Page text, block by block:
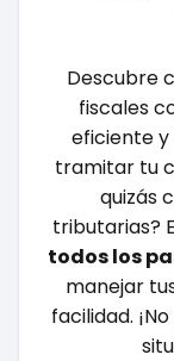
Descubre
fiscales
eficiente y
tramitar tu
quizás
tributarias?
todos los
manejar
facilidad.